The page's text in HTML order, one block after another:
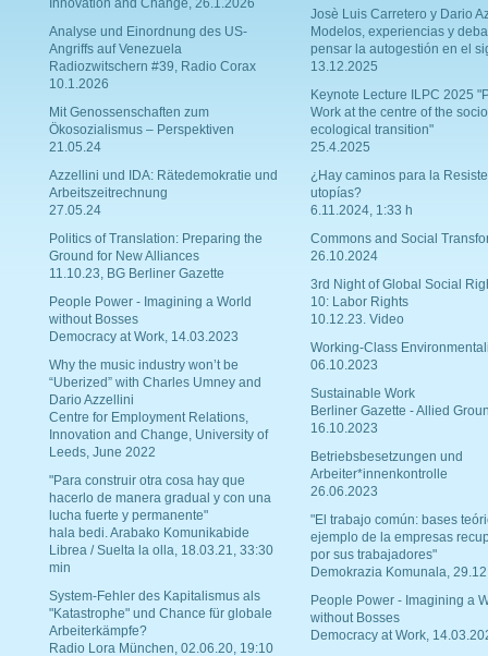
Innovation and Change, 26.1.2026
Analyse und Einordnung des US-
Angriffs auf Venezuela
Radiozwitschern #39, Radio Corax
10.1.2026
Mit Genossenschaften zum
Ökosozialismus – Perspektiven
21.05.24
Azzellini und IDA: Rätedemokratie und
Arbeitszeitrechnung
27.05.24
Politics of Translation: Preparing the
Ground for New Alliances
11.10.23, BG Berliner Gazette
People Power - Imagining a World
without Bosses
Democracy at Work, 14.03.2023
Why the music industry won’t be
“Uberized” with Charles Umney and
Dario Azzellini
Centre for Employment Relations,
Innovation and Change, University of
Leeds, June 2022
"Para construir otra cosa hay que
hacerlo de manera gradual y con una
lucha fuerte y permanente"
hala bedi. Arabako Komunikabide
Librea / Suelta la olla, 18.03.21, 33:30
min
System-Fehler des Kapitalismus als
"Katastrophe" und Chance für globale
Arbeiterkämpfe?
Radio Lora München, 02.06.20, 19:10
Josè Luis Carretero y Dario
Modelos, experiencias y
pensar la autogestión en el
13.12.2025
Keynote Lecture ILPC 2025
Work at the centre of the
ecological transition"
25.4.2025
¿Hay caminos para la
utopías?
6.11.2024, 1:33 h
Commons and Social
26.10.2024
3rd Night of Global Social
10: Labor Rights
10.12.23. Video
Working-Class
06.10.2023
Sustainable Work
Berliner Gazette - Allied
16.10.2023
Betriebsbesetzungen und
Arbeiter*innenkontrolle
26.06.2023
"El trabajo común: bases
ejemplo de la empresas
por sus trabajadores"
Demokrazia Komunala,
People Power - Imagining a
without Bosses
Democracy at Work,